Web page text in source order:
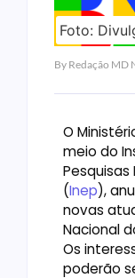
Foto:
By Redação MD
O
meio do
Pesquisas
(Inep),
novas
Nacional
Os
poderão